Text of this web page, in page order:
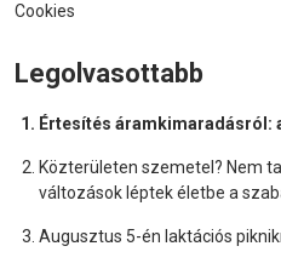
Cookies
Legolvasottabb
Értesítés áramkimaradásról:
Közterületen szemetel? Nem
változások léptek életbe a
Augusztus 5-én laktációs